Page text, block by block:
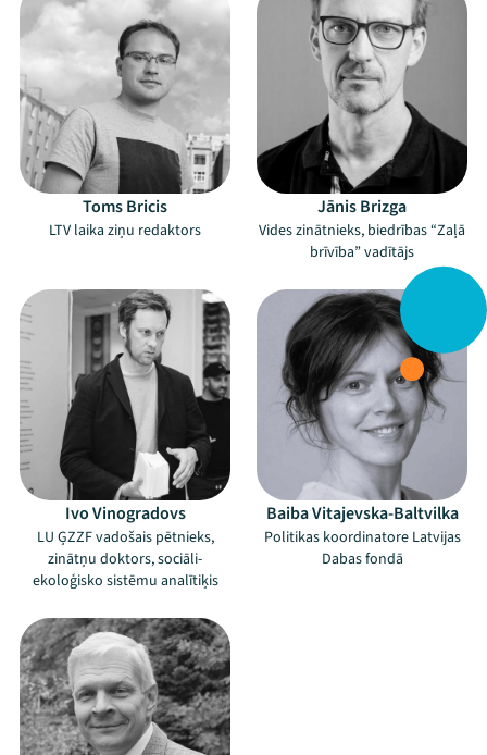
Toms Bricis
LTV laika ziņu redaktors
Jānis Brizga
Vides zinātnieks, biedrības “Zaļā
brīvība” vadītājs
Ivo Vinogradovs
LU ĢZZF vadošais pētnieks,
zinātņu doktors, sociāli-
ekoloģisko sistēmu analītiķis
Baiba Vitajevska-Baltvilka
Politikas koordinatore Latvijas
Dabas fondā